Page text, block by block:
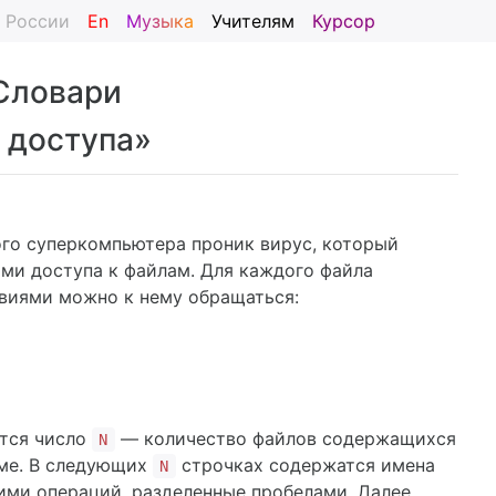
En Музыка Учителям Курсор
суперкомпьютера проник вирус, который
доступа к файлам. Для каждого файла
можно к нему обращаться:
число N
— количество файлов содержащихся
В следующих
N
строчках содержатся имена
операций, разделенные пробелами. Далее